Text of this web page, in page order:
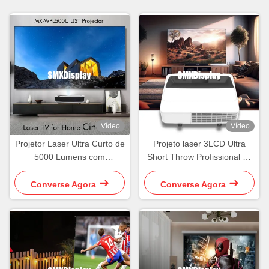
Vídeo
Projetor Laser Ultra Curto de
5000 Lumens com
Resolução WUXGA para
Experiência de Cinema em
Casa
Converse Agora
Vídeo
Projeto laser 3LCD Ultra
Short Throw Profissional de
Alto Contraste com tela de
120 polegadas
Converse Agora